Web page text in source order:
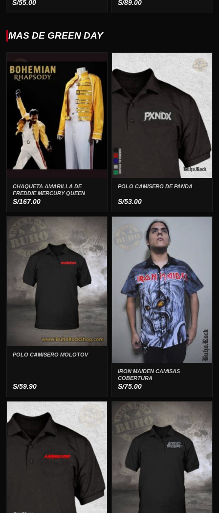
S/55.00 S/89.00
MAS DE GREEN DAY
CHAQUETA AMARILLA DE
FREDDIE MERCURY QUEEN
S/167.00
POLO CAMISERO DE PANDA
S/53.00
POLO CAMISERO MOLOTOV
S/59.90
IRON MAIDEN CAMISAS
COBERTURA
S/75.00